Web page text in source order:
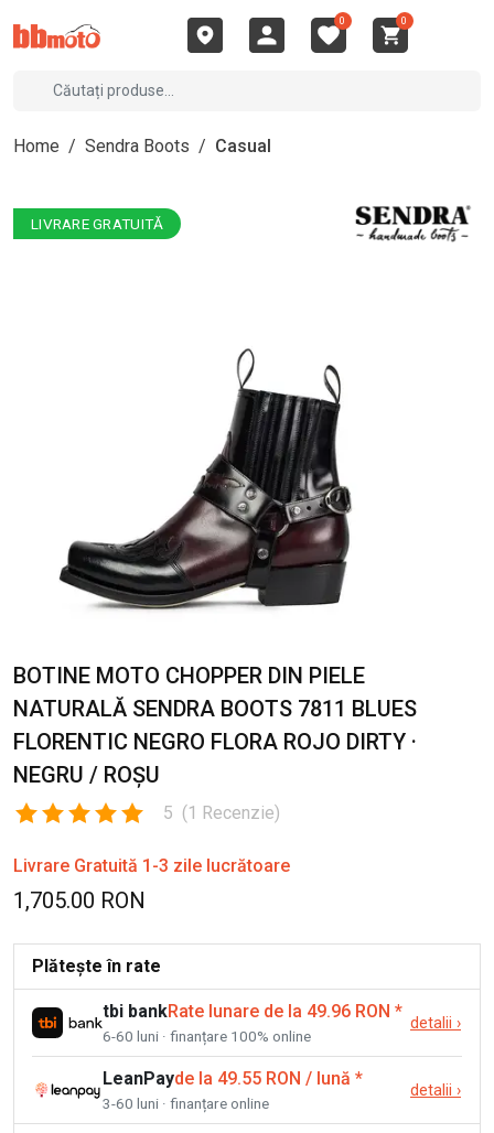
0 0
Home / Sendra Boots / Casual
LIVRARE GRATUITĂ
BOTINE MOTO CHOPPER DIN PIELE
NATURALĂ SENDRA BOOTS 7811 BLUES
FLORENTIC NEGRO FLORA ROJO DIRTY ·
NEGRU / ROȘU
5 (1 Recenzie)
Livrare Gratuită 1-3 zile lucrătoare
1,705.00 RON
Plătește în rate
tbi bankRate lunare de la 49.96 RON *
6-60 luni · finanțare 100% online
detalii ›
LeanPayde la 49.55 RON / lună *
3-60 luni · finanțare online
detalii ›